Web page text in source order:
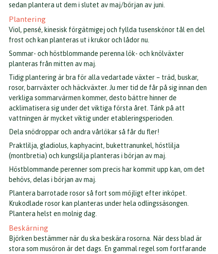
sedan plantera ut dem i slutet av maj/början av juni.
Plantering
Viol, pensé, kinesisk förgätmigej och fyllda tusenskönor tål en del
frost och kan planteras ut i krukor och lådor nu.
Sommar- och höstblommande perenna lök- och knölväxter
planteras från mitten av maj.
Tidig plantering är bra för alla vedartade växter – träd, buskar,
rosor, barrväxter och häckväxter. Ju mer tid de får på sig innan den
verkliga sommarvärmen kommer, desto bättre hinner de
acklimatisera sig under det viktiga första året. Tänk på att
vattningen är mycket viktig under etableringsperioden.
Dela snödroppar och andra vårlökar så får du fler!
Praktlilja, gladiolus, kaphyacint, bukettranunkel, höstlilja
(montbretia) och kungslilja planteras i början av maj.
Höstblommande perenner som precis har kommit upp kan, om det
behövs, delas i början av maj.
Plantera barrotade rosor så fort som möjligt efter inköpet.
Krukodlade rosor kan planteras under hela odlingssäsongen.
Plantera helst en molnig dag.
Beskärning
Björken bestämmer när du ska beskära rosorna. När dess blad är
stora som musöron är det dags. En gammal regel som fortfarande